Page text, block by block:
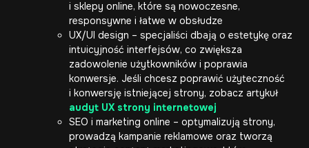
i sklepy online, które są nowoczesne,
responsywne i łatwe w obsłudze
UX/UI design – specjaliści dbają o estetykę oraz
intuicyjność interfejsów, co zwiększa
zadowolenie użytkowników i poprawia
konwersje. Jeśli chcesz poprawić użyteczność
i konwersję istniejącej strony, zobacz artykuł
audyt UX strony internetowej
SEO i marketing online – optymalizują strony,
prowadzą kampanie reklamowe oraz tworzą